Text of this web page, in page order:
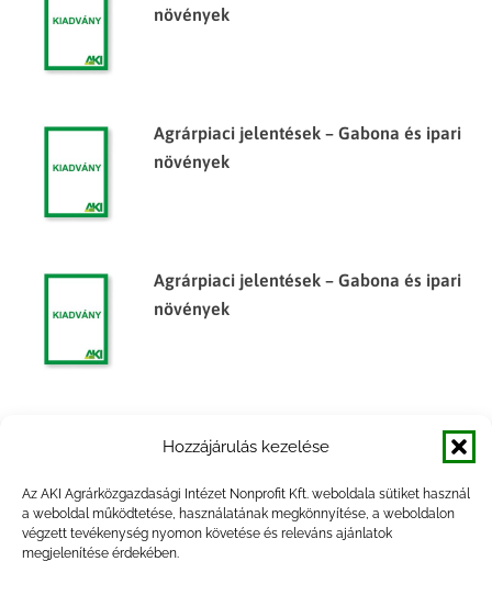
Hozzájárulás kezelése
Az AKI Agrárközgazdasági Intézet Nonprofit Kft. weboldala sütiket használ
a weboldal működtetése, használatának megkönnyítése, a weboldalon
végzett tevékenység nyomon követése és releváns ajánlatok
megjelenítése érdekében.
növények
Agrárpiaci jelentések – Gabona és ipari
növények
Agrárpiaci jelentések – Gabona és ipari
növények
Agrárpiaci jelentések – Gabona és ipari
növények